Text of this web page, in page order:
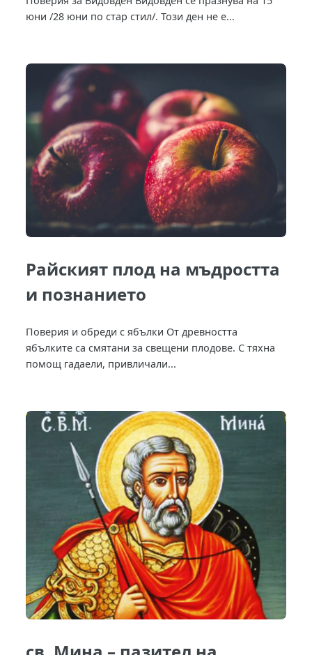
юни /28 юни по стар стил/. Този ден не е...
Райският плод на мъдростта
и познанието
Поверия и обреди с ябълки От древността
ябълките са смятани за свещени плодове. С тяхна
помощ гадаели, привличали...